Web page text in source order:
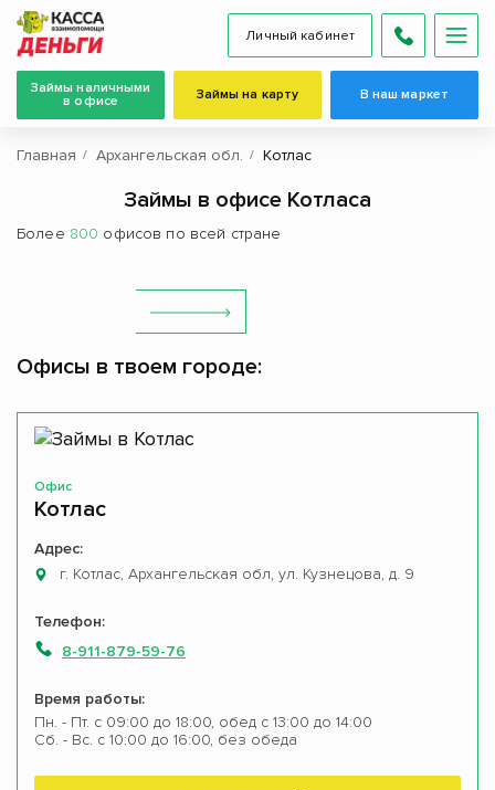
Личный кабинет
Займы наличными
в офисе
Займы на карту В наш маркет
Главная Архангельская обл. Котлас
Займы в офисе Котласа
Более 800 офисов по всей стране
Офисы в твоем городе:
Офис
Котлас
Адрес:
г. Котлас, Архангельская обл, ул. Кузнецова, д. 9
Телефон:
8-911-879-59-76
Время работы:
Пн. - Пт. с 09:00 до 18:00, обед с 13:00 до 14:00
Сб. - Вс. с 10:00 до 16:00, без обеда